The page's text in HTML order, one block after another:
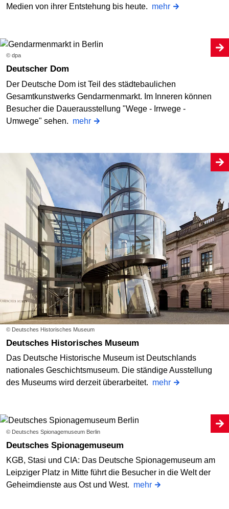
Medien von ihrer Entstehung bis heute. mehr
© dpa
Deutscher Dom
Der Deutsche Dom ist Teil des städtebaulichen
Gesamtkunstwerks Gendarmenmarkt. Im Inneren können
Besucher die Dauerausstellung "Wege - Irrwege -
Umwege" sehen. mehr
© Deutsches Historisches Museum
Deutsches Historisches Museum
Das Deutsche Historische Museum ist Deutschlands
nationales Geschichtsmuseum. Die ständige Ausstellung
des Museums wird derzeit überarbeitet. mehr
© Deutsches Spionagemuseum Berlin
Deutsches Spionagemuseum
KGB, Stasi und CIA: Das Deutsche Spionagemuseum am
Leipziger Platz in Mitte führt die Besucher in die Welt der
Geheimdienste aus Ost und West. mehr